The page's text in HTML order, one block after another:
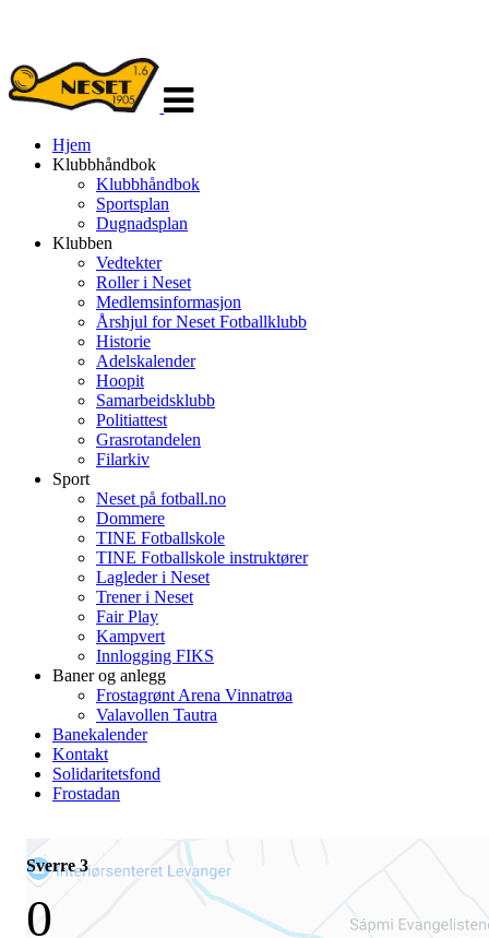
navigasjon
Hjem
Klubbhåndbok
Klubbhåndbok
Sportsplan
Dugnadsplan
Klubben
Vedtekter
Roller i Neset
Medlemsinformasjon
Årshjul for Neset Fotballklubb
Historie
Adelskalender
Hoopit
Samarbeidsklubb
Politiattest
Grasrotandelen
Filarkiv
Sport
Neset på fotball.no
Dommere
TINE Fotballskole
TINE Fotballskole instruktører
Lagleder i Neset
Trener i Neset
Fair Play
Kampvert
Innlogging FIKS
Baner og anlegg
Frostagrønt Arena Vinnatrøa
Valavollen Tautra
Banekalender
Kontakt
Solidaritetsfond
Frostadan
Sverre 3
0